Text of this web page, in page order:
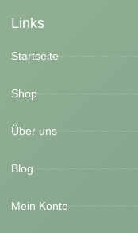
Links
Startseite
Shop
Über uns
Blog
Mein Konto